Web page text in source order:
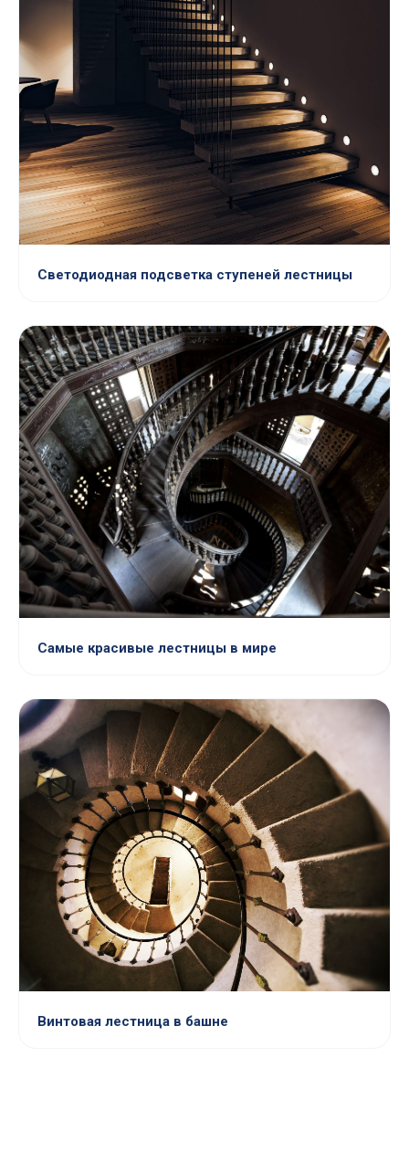
Светодиодная подсветка ступеней лестницы
Самые красивые лестницы в мире
Винтовая лестница в башне